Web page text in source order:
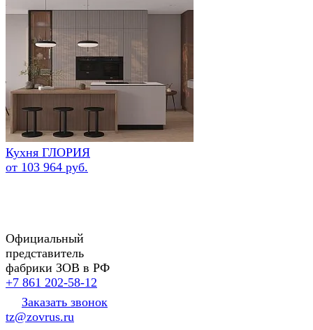
Кухня ГЛОРИЯ
от 103 964 руб.
Официальный
представитель
фабрики ЗОВ в РФ
+7 861 202-58-12
Заказать звонок
tz@zovrus.ru